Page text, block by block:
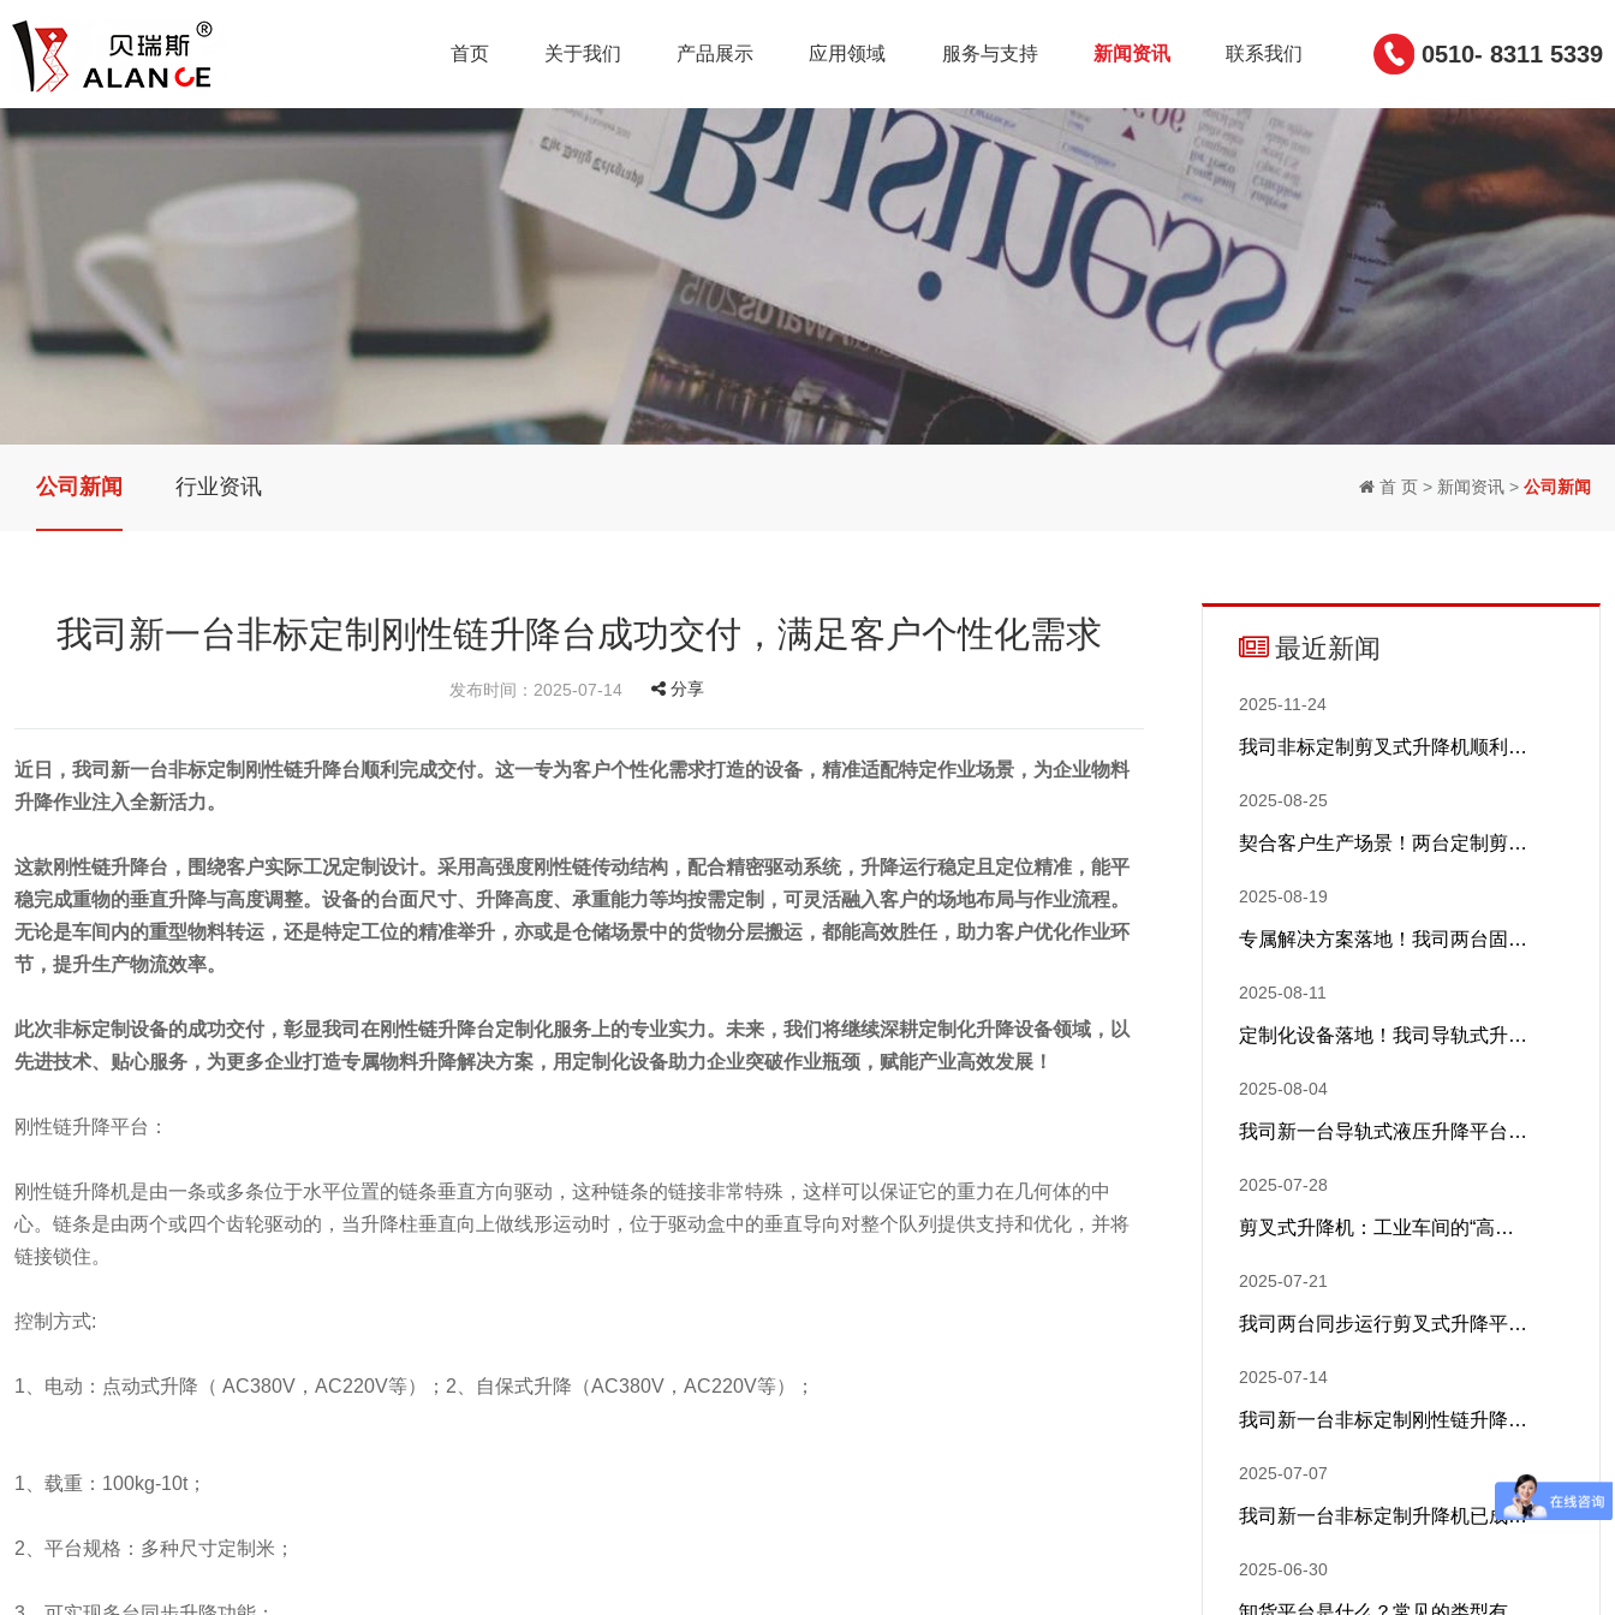
0510- 8311 5339
首页 关于我们 产品展示 应用领域 服务与支持 新闻资讯 联系我们
公司新闻 行业资讯 首 页 > 新闻资讯 > 公司新闻
我司新一台非标定制刚性链升降台成功交付，满足客户个性化需求
发布时间：2025-07-14 分享
近日，我司新一台非标定制刚性链升降台顺利完成交付。这一专为客户个性化需求打造的设备，精准适配特定作业场景，为企业物料
升降作业注入全新活力。
这款刚性链升降台，围绕客户实际工况定制设计。采用高强度刚性链传动结构，配合精密驱动系统，升降运行稳定且定位精准，能平
稳完成重物的垂直升降与高度调整。设备的台面尺寸、升降高度、承重能力等均按需定制，可灵活融入客户的场地布局与作业流程。
无论是车间内的重型物料转运，还是特定工位的精准举升，亦或是仓储场景中的货物分层搬运，都能高效胜任，助力客户优化作业环
节，提升生产物流效率。
此次非标定制设备的成功交付，彰显我司在刚性链升降台定制化服务上的专业实力。未来，我们将继续深耕定制化升降设备领域，以
先进技术、贴心服务，为更多企业打造专属物料升降解决方案，用定制化设备助力企业突破作业瓶颈，赋能产业高效发展！
刚性链升降平台：
刚性链升降机是由一条或多条位于水平位置的链条垂直方向驱动，这种链条的链接非常特殊，这样可以保证它的重力在几何体的中
心。链条是由两个或四个齿轮驱动的，当升降柱垂直向上做线形运动时，位于驱动盒中的垂直导向对整个队列提供支持和优化，并将
链接锁住。
控制方式:
1、电动：点动式升降（ AC380V，AC220V等）；2、自保式升降（AC380V，AC220V等）；
1、载重：100kg-10t；
2、平台规格：多种尺寸定制米；
最近新闻
2025-11-24
我司非标定制剪叉式升降机顺利…
2025-08-25
契合客户生产场景！两台定制剪…
2025-08-19
专属解决方案落地！我司两台固…
2025-08-11
定制化设备落地！我司导轨式升…
2025-08-04
我司新一台导轨式液压升降平台…
2025-07-28
剪叉式升降机：工业车间的“高…
2025-07-21
我司两台同步运行剪叉式升降平…
2025-07-14
我司新一台非标定制刚性链升降…
2025-07-07
我司新一台非标定制升降机已成…
2025-06-30